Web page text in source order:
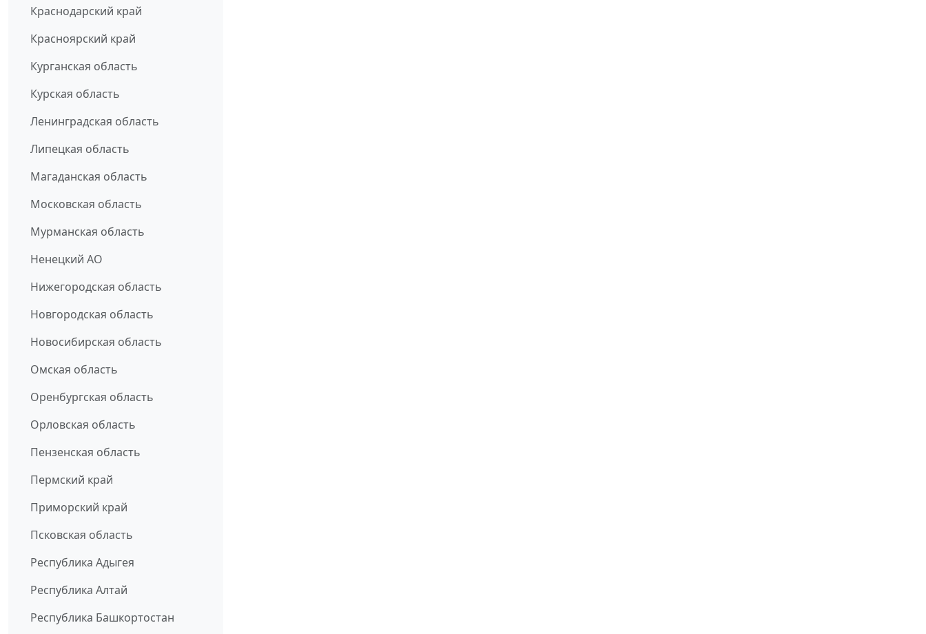
Краснодарский край
Красноярский край
Курганская область
Курская область
Ленинградская область
Липецкая область
Магаданская область
Московская область
Мурманская область
Ненецкий АО
Нижегородская область
Новгородская область
Новосибирская область
Омская область
Оренбургская область
Орловская область
Пензенская область
Пермский край
Приморский край
Псковская область
Республика Адыгея
Республика Алтай
Республика Башкортостан